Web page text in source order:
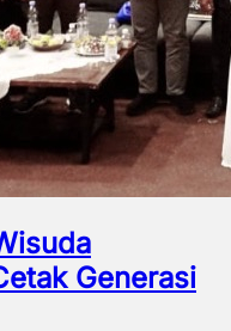
Generasi